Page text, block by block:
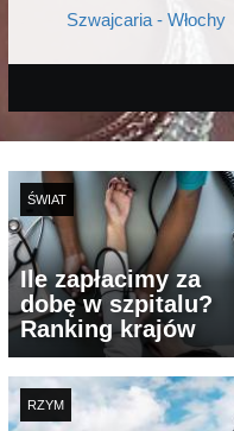
Szwajcaria - Włochy
ŚWIAT
Ile zapłacimy za
dobę w szpitalu?
Ranking krajów
RZYM